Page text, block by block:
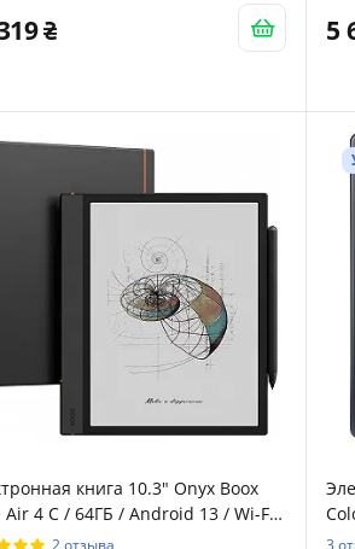
IPX8 / До 3
работы от батареи / Белая
5
книга 10.3" Onyx Boox
Air 4 C / 64ГБ / Android 13 / Wi-Fi /
/ SD слот / Цветной
2 отзыва
/
3